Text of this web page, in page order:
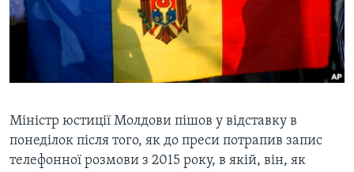
СУСПІЛЬСТВО
ЕКОНОМІКА
ІСТОРІЇ УСПІХУ УКРАЇНЦІВ
ТЕЛЕПРОГРАМИ
ЧАС-TIME
СТУДІЯ ВАШИНГТОН
ВІКНО В АМЕРИКУ
ENGLISH
МИ В СОЦМЕРЕЖАХ
Міністр юстиції Молдови пішов у відставку в
понеділок після того, як до преси потрапив запис
телефонної розмови з 2015 року, в якій, він, як